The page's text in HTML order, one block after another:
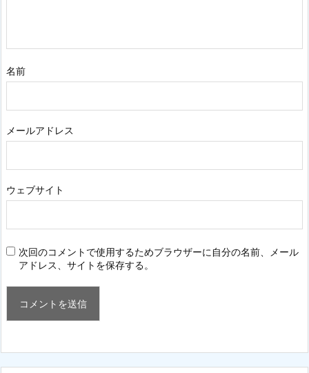
名前
メールアドレス
ウェブサイト
次回のコメントで使用するためブラウザーに自分の名前、メール
アドレス、サイトを保存する。